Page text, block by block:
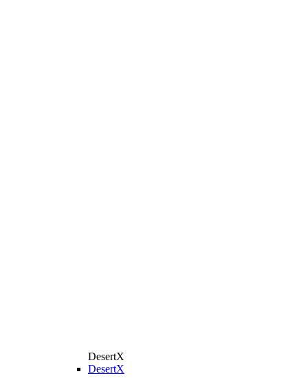
DesertX
DesertX